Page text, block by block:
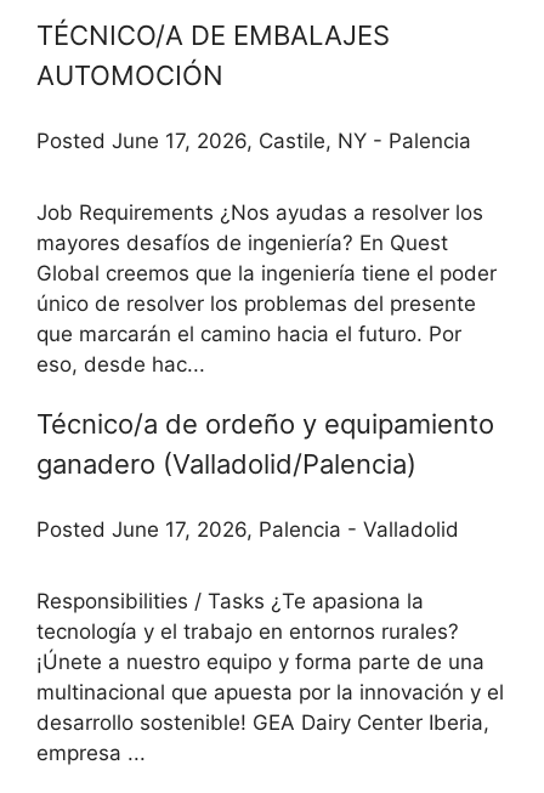
TÉCNICO/A DE EMBALAJES
AUTOMOCIÓN
Posted June 17, 2026, Castile, NY - Palencia
Job Requirements ¿Nos ayudas a resolver los
mayores desafíos de ingeniería? En Quest
Global creemos que la ingeniería tiene el poder
único de resolver los problemas del presente
que marcarán el camino hacia el futuro. Por
eso, desde hac...
Técnico/a de ordeño y equipamiento
ganadero (Valladolid/Palencia)
Posted June 17, 2026, Palencia - Valladolid
Responsibilities / Tasks ¿Te apasiona la
tecnología y el trabajo en entornos rurales?
¡Únete a nuestro equipo y forma parte de una
multinacional que apuesta por la innovación y el
desarrollo sostenible! GEA Dairy Center Iberia,
empresa ...